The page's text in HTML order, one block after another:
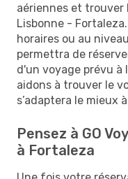
aériennes et trouver
Lisbonne -
horaires ou au
permettra de
d'un voyage prévu à
aidons à trouver le
s’adaptera le mieux
Pensez à GO
à Fortaleza